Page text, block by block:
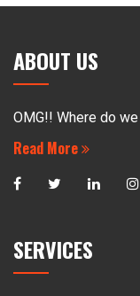
ABOUT US
OMG!! Where do we
Read More
SERVICES